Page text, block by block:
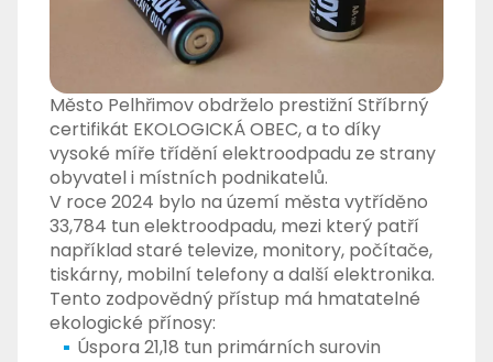
Město Pelhřimov obdrželo prestižní Stříbrný
certifikát EKOLOGICKÁ OBEC, a to díky
vysoké míře třídění elektroodpadu ze strany
obyvatel i místních podnikatelů.
V roce 2024 bylo na území města vytříděno
33,784 tun elektroodpadu, mezi který patří
například staré televize, monitory, počítače,
tiskárny, mobilní telefony a další elektronika.
Tento zodpovědný přístup má hmatatelné
ekologické přínosy:
Úspora 21,18 tun primárních surovin